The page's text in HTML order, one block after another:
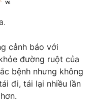
video
sản
Việt
cảnh báo với
đường ruột của
bệnh nhưng không
đi, tái lại nhiều lần